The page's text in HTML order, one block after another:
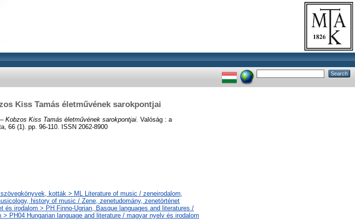
Kiss Tamás életművének sarokpontjai
Kobzos Kiss Tamás életművének sarokpontjai. Valóság : a
66 (1). pp. 96-110. ISSN 2062-8900
kották > ML Literature of music / zeneirodalom,
history of music / Zene, zenetudomány, zenetörténet
és irodalom > PH Finno-Ugrian, Basque languages and literatures /
PH04 Hungarian language and literature / magyar nyelv és irodalom